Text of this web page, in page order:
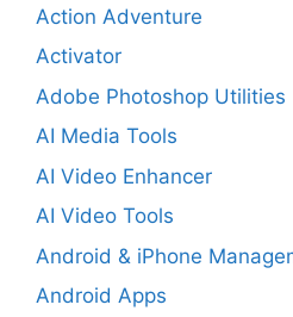
Action Adventure
Activator
Adobe Photoshop Utilities
AI Media Tools
AI Video Enhancer
AI Video Tools
Android & iPhone
Android Apps